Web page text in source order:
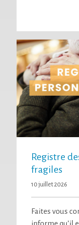
Registre
fragiles
10 juillet 2026
Faites vous